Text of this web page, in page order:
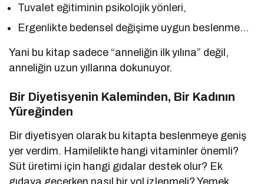
Tuvalet eğitiminin psikolojik yönleri,
Ergenlikte bedensel değişime uygun beslenme…
Yani bu kitap sadece “anneliğin ilk yılına” değil,
anneliğin uzun yıllarına dokunuyor.
Bir Diyetisyenin Kaleminden, Bir Kadının
Yüreğinden
Bir diyetisyen olarak bu kitapta beslenmeye geniş
yer verdim. Hamilelikte hangi vitaminler önemli?
Süt üretimi için hangi gıdalar destek olur? Ek
gıdaya geçerken nasıl bir yol izlenmeli? Yemek